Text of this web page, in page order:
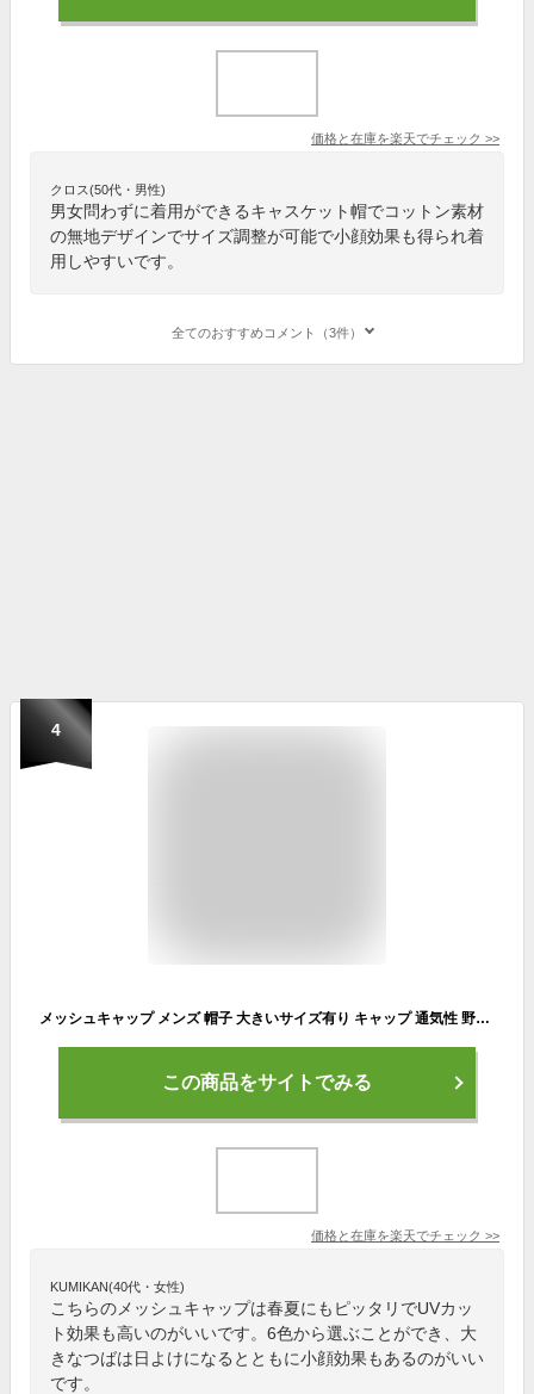
価格と在庫を楽天でチェック >>
クロス(50代・男性)
男女問わずに着用ができるキャスケット帽でコットン素材
の無地デザインでサイズ調整が可能で小顔効果も得られ着
用しやすいです。
全てのおすすめコメント（3件）
4
メッシュキャップ メンズ 帽子 大きいサイズ有り キャップ 通気性 野球帽 メッシュ キャップ 無地 シンプル 春夏 日よけ帽子 UVカット 6色 スポーツ 散歩 登山 遠足 旅行 小顔効果 プレゼント 運動会 夏物
この商品をサイトでみる
価格と在庫を楽天でチェック >>
KUMIKAN(40代・女性)
こちらのメッシュキャップは春夏にもピッタリでUVカッ
ト効果も高いのがいいです。6色から選ぶことができ、大
きなつばは日よけになるとともに小顔効果もあるのがいい
です。